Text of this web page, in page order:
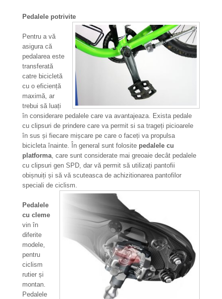
Pedalele potrivite
Pentru a vă
asigura că
pedalarea este
transferată
catre bicicletă
cu o eficiență
maximă, ar
trebui să luați
în considerare pedalele care va avantajeaza. Exista pedale
cu clipsuri de prindere care va permit si sa trageți picioarele
în sus și fiecare mișcare pe care o faceți va propulsa
bicicleta înainte. În general sunt folosite pedalele cu
platforma, care sunt considerate mai greoaie decât pedalele
cu clipsuri gen SPD, dar vă permit să utilizați pantofii
obișnuiți și să vă scuteasca de achizitionarea pantofilor
speciali de ciclism.
Pedalele
cu cleme
vin în
diferite
modele,
pentru
ciclism
rutier și
montan.
Pedalele